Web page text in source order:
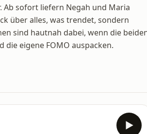
Ab sofort liefern Negah und Maria
über alles, was trendet, sondern
sind hautnah dabei, wenn die
die eigene FOMO auspacken.